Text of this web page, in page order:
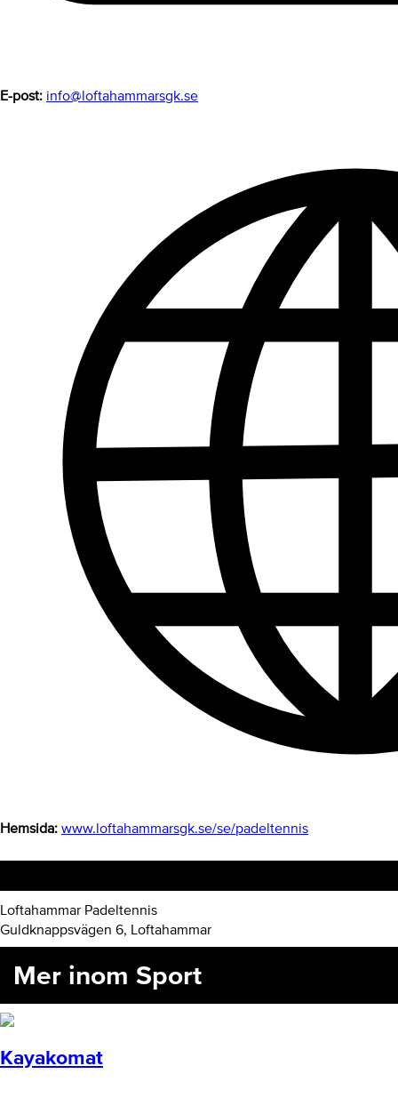
E-post: info@loftahammarsgk.se
Hemsida: www.loftahammarsgk.se/se/padeltennis
Loftahammar Padeltennis
Guldknappsvägen 6, Loftahammar
Mer inom Sport
Kayakomat